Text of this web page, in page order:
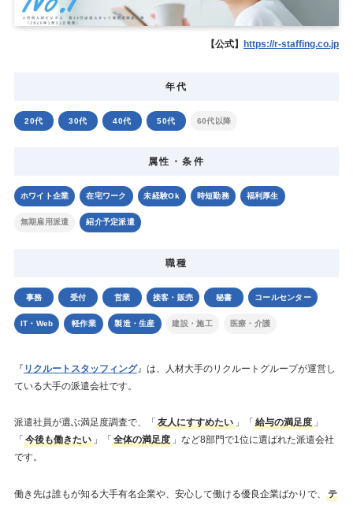
【公式】 https://r-staffing.co.jp
年代
20代 30代 40代 50代 60代以降
属性・条件
ホワイト企業 在宅ワーク 未経験Ok 時短勤務 福利厚生
無期雇用派遣 紹介予定派遣
職種
事務 受付 営業 接客・販売 秘書 コールセンター
IT・Web 軽作業 製造・生産 建設・施工 医療・介護
『 リクルートスタッフィング』は、人材大手のリクルートグループが運営し
ている大手の派遣会社です。
派遣社員が選ぶ満足度調査で、「 友人にすすめたい」「 給与の満足度」
「 今後も働きたい」「 全体の満足度」など8部門で1位に選ばれた派遣会社
です。
働き先は誰もが知る大手有名企業や、安心して働ける優良企業ばかりで、
テ